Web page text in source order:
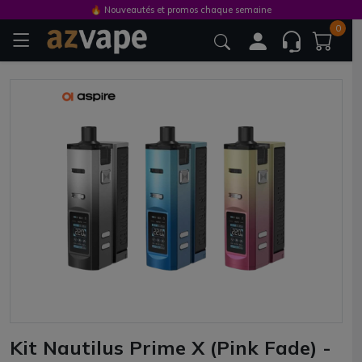
0
Kit Nautilus Prime X (Pink Fade) -
🔥 Nouveautés et promos chaque semaine